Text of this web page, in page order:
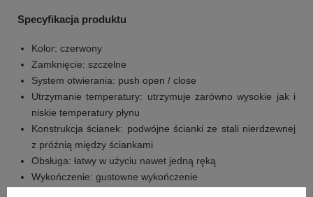
+2
Specyfikacja produktu
Kolor: czerwony
Zamknięcie: szczelne
System otwierania: push open / close
Utrzymanie temperatury: utrzymuje zarówno wysokie jak i
niskie temperatury płynu
Konstrukcja ścianek: podwójne ścianki ze stali nierdzewnej
z próżnią między ściankami
Obsługa: łatwy w użyciu nawet jedną ręką
Wykończenie: gustowne wykończenie